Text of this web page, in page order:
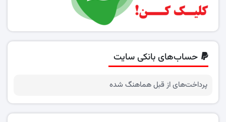
حساب‌های بانکی سایت
پرداخت‌های از قبل هماهنگ شده